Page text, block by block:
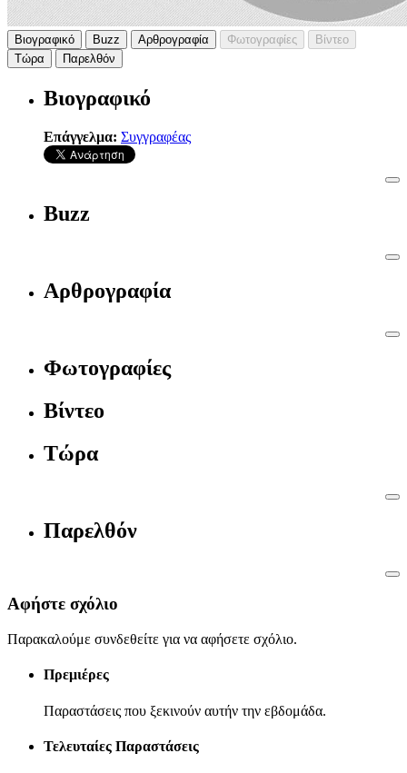
Βιογραφικό Buzz Αρθρογραφία Φωτογραφίες
Βίντεο
Τώρα
Παρελθόν
Βιογραφικό
Επάγγελμα: Συγγραφέας
Buzz
Αρθρογραφία
Φωτογραφίες
Βίντεο
Τώρα
Παρελθόν
Αφήστε σχόλιο
Παρακαλούμε συνδεθείτε για να αφήσετε σχόλιο.
Πρεμιέρες
Παραστάσεις που ξεκινούν αυτήν την εβδομάδα.
Τελευταίες Παραστάσεις